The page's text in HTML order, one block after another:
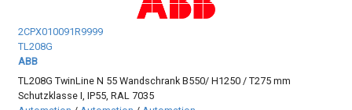
2CPX010091R9999
TL208G
ABB
TL208G TwinLine N 55 Wandschrank B550/ H1250 / T275 mm
Schutzklasse I, IP55, RAL 7035